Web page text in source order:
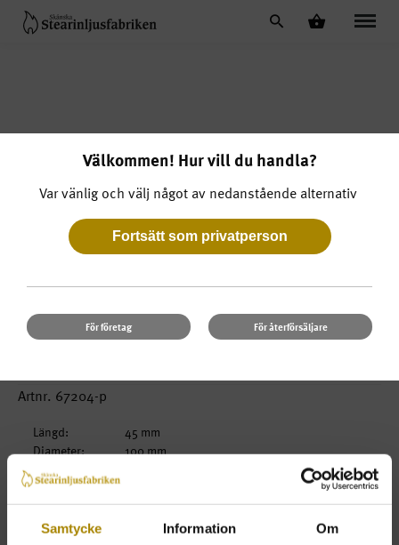
Samtycke Information Om
Artnr. 67204-p
Längd:
45 mm
Diameter:
100 mm
Brinntid:
Fot:
Form:
Välkommen! Hur vill du handla?
Var vänlig och välj något av nedanstående alternativ
För företag För återförsäljare